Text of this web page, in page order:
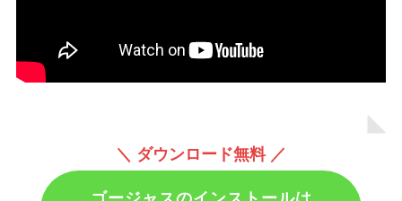
＼ ダウンロード無料 ／